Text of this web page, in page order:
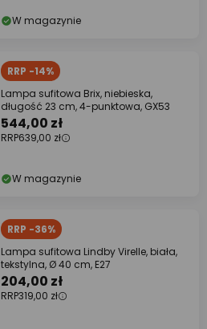
W magazynie
RRP -14%
Lampa sufitowa Brix, niebieska,
długość 23 cm, 4-punktowa, GX53
544,00 zł
RRP639,00 zł
W magazynie
RRP -36%
Lampa sufitowa Lindby Virelle, biała,
tekstylna, Ø 40 cm, E27
204,00 zł
RRP319,00 zł